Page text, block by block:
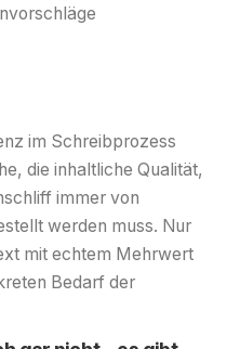
im Schreibprozess
die inhaltliche Qualität,
immer von
werden muss. Nur
mit echtem Mehrwert
Bedarf der